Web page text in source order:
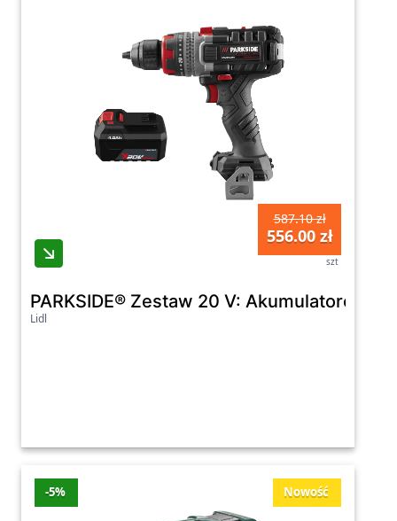
587.10 zł
556.00 zł
szt
PARKSIDE® Zestaw 20 V:
Lidl
Nowość
-5%